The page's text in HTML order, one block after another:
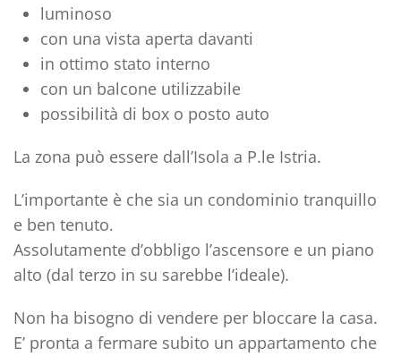
luminoso
con una vista aperta davanti
in ottimo stato interno
con un balcone utilizzabile
possibilità di box o posto auto
La zona può essere dall’Isola a P.le Istria.
L’importante è che sia un condominio tranquillo
e ben tenuto.
Assolutamente d’obbligo l’ascensore e un piano
alto (dal terzo in su sarebbe l’ideale).
Non ha bisogno di vendere per bloccare la casa.
E’ pronta a fermare subito un appartamento che